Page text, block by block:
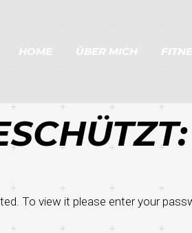
HOME ÜBER MICH
To view it please enter your